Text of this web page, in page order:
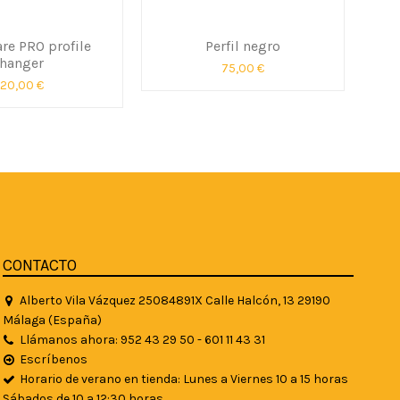
PRO profile
hanger
20,00 €
Perfil negro
75,00 €
CONTACTO
Alberto Vila Vázquez 25084891X Calle Halcón, 13 29190
Málaga (España)
Llámanos ahora: 952 43 29 50 - 601 11 43 31
Escríbenos
Horario de verano en tienda: Lunes a Viernes 10 a 15 horas